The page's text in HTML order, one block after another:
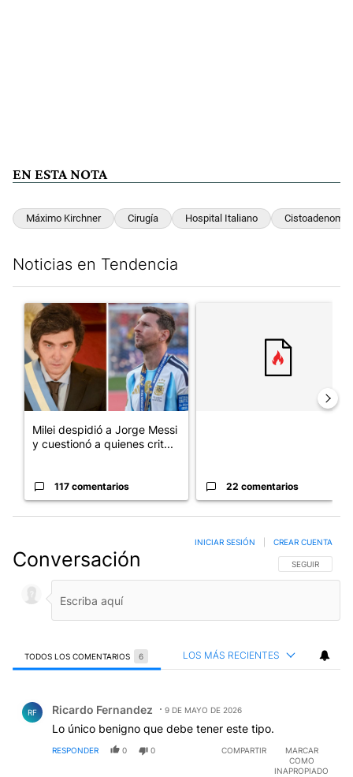
EN ESTA NOTA
Máximo Kirchner Cirugía Hospital Italiano Cistoadenoma
Noticias en Tendencia
Un artículo de tendencia con el título "Milei despidió a Jorge
Milei despidió a Jorge Messi
y cuestionó a quienes crit...
117 comentarios 22 comentarios
Conversación SIGA ESTA
SEGUIR
INICIAR SESIÓN CREAR CUENTA
TODOS LOS COMENTARIOS 6 LOS MÁS RECIENTES
RF Ricardo Fernandez 9 DE MAYO DE 2026
Lo único benigno que debe tener este tipo.
RESPONDER 0 0 COMPARTIR
MARCAR
COMO
INAPROPIADO